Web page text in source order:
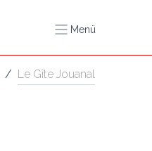
Menü
/ Le Gîte Jouanal